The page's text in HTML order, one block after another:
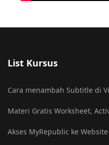
List Kursus
Cara menambah Subtitle di
Materi Gratis Worksheet,
Akses MyRepublic ke